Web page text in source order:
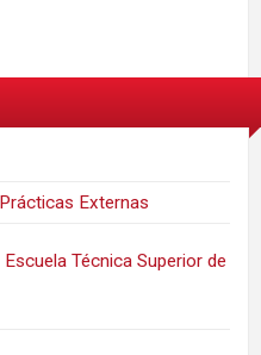
Externas
Escuela Técnica Superior de